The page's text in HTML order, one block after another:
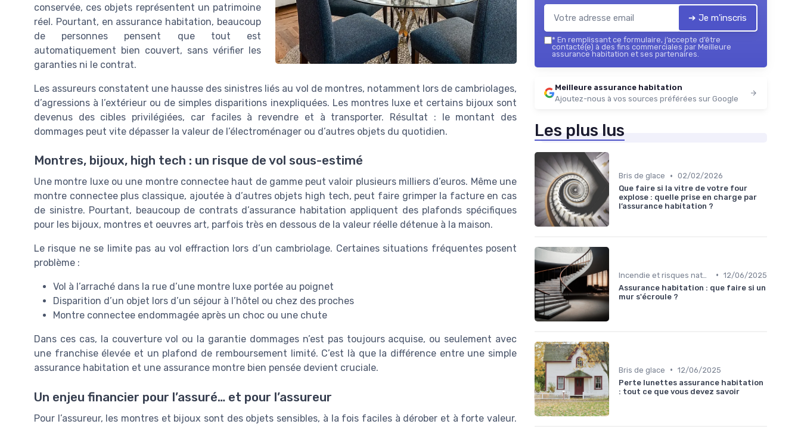
conservée, ces objets représentent un patrimoine
réel. Pourtant, en assurance habitation, beaucoup
de personnes pensent que tout est
automatiquement bien couvert, sans vérifier les
garanties ni le contrat.
Les assureurs constatent une hausse des sinistres liés au vol de montres, notamment lors de cambriolages,
d’agressions à l’extérieur ou de simples disparitions inexpliquées. Les montres luxe et certains bijoux sont
devenus des cibles privilégiées, car faciles à revendre et à transporter. Résultat : le montant des
dommages peut vite dépasser la valeur de l’électroménager ou d’autres objets du quotidien.
Montres, bijoux, high tech : un risque de vol sous-estimé
Une montre luxe ou une montre connectee haut de gamme peut valoir plusieurs milliers d’euros. Même une
montre connectee plus classique, ajoutée à d’autres objets high tech, peut faire grimper la facture en cas
de sinistre. Pourtant, beaucoup de contrats d’assurance habitation appliquent des plafonds spécifiques
pour les bijoux, montres et oeuvres art, parfois très en dessous de la valeur réelle détenue à la maison.
Le risque ne se limite pas au vol effraction lors d’un cambriolage. Certaines situations fréquentes posent
problème :
Vol à l’arraché dans la rue d’une montre luxe portée au poignet
Disparition d’un objet lors d’un séjour à l’hôtel ou chez des proches
Montre connectee endommagée après un choc ou une chute
Dans ces cas, la couverture vol ou la garantie dommages n’est pas toujours acquise, ou seulement avec
une franchise élevée et un plafond de remboursement limité. C’est là que la différence entre une simple
assurance habitation et une assurance montre bien pensée devient cruciale.
Un enjeu financier pour l’assuré… et pour l’assureur
Pour l’assureur, les montres et bijoux sont des objets sensibles, à la fois faciles à dérober et à forte valeur.
➔ Je m'inscris
* En remplissant ce formulaire, j’accepte d’être
contacté(e) à des fins commerciales par Meilleure
assurance habitation et ses partenaires.
Meilleure assurance habitation
Ajoutez-nous à vos sources préférées sur Google
Les plus lus
Bris de glace • 02/02/2026
Que faire si la vitre de votre four
explose : quelle prise en charge par
l’assurance habitation ?
• 12/06/2025
Assurance habitation : que faire si un
mur s'écroule ?
Bris de glace • 12/06/2025
Perte lunettes assurance habitation
: tout ce que vous devez savoir